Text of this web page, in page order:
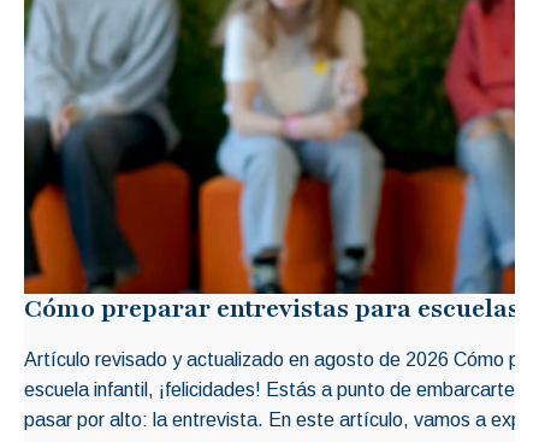
Cómo preparar entrevistas para escuelas
Artículo revisado y actualizado en agosto de 2026 Cómo
escuela infantil, ¡felicidades! Estás a punto de embarcarte
pasar por alto: la entrevista. En este artículo, vamos a